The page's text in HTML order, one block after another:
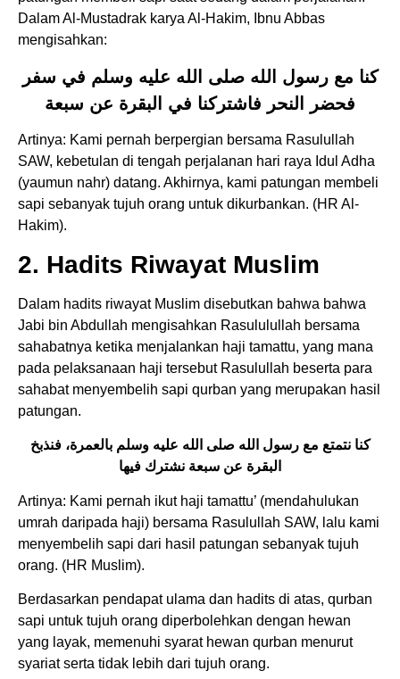
Dalam Al-Mustadrak karya Al-Hakim, Ibnu Abbas
mengisahkan:
كنا مع رسول الله صلى الله عليه وسلم في سفر
فحضر النحر فاشتركنا في البقرة عن سبعة
Artinya: Kami pernah berpergian bersama Rasulullah
SAW, kebetulan di tengah perjalanan hari raya Idul Adha
(yaumun nahr) datang. Akhirnya, kami patungan membeli
sapi sebanyak tujuh orang untuk dikurbankan. (HR Al-
Hakim).
2. Hadits Riwayat Muslim
Dalam hadits riwayat Muslim disebutkan bahwa bahwa
Jabi bin Abdullah mengisahkan Rasululullah bersama
sahabatnya ketika menjalankan haji tamattu, yang mana
pada pelaksanaan haji tersebut Rasulullah beserta para
sahabat menyembelih sapi qurban yang merupakan hasil
patungan.
كنا نتمتع مع رسول الله صلى الله عليه وسلم بالعمرة، فنذبخ
البقرة عن سبعة نشترك فيها
Artinya: Kami pernah ikut haji tamattu’ (mendahulukan
umrah daripada haji) bersama Rasulullah SAW, lalu kami
menyembelih sapi dari hasil patungan sebanyak tujuh
orang. (HR Muslim).
Berdasarkan pendapat ulama dan hadits di atas, qurban
sapi untuk tujuh orang diperbolehkan dengan hewan
yang layak, memenuhi syarat hewan qurban menurut
syariat serta tidak lebih dari tujuh orang.